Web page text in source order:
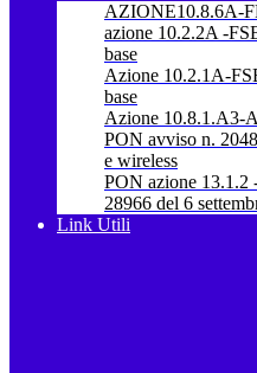
AZIONE10.8.6A-
azione 10.2.2A -
base
Azione 10.2.1A-
base
Azione 10.8.1.A3-
PON avviso n.
e wireless
PON azione
28966 del 6
Link Utili